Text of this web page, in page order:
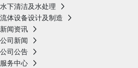
水下清洁及水处理
流体设备设计及制造
新闻资讯
公司新闻
公司公告
服务中心